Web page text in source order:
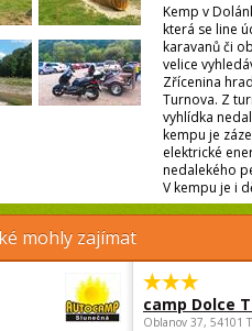
Kemp v
která se line
karavanů či
velice
Zřícenina
Turnova. Z
vyhlídka
kempu je
elektrické
nedalekého
V kempu je i
mohly zajímat
camp Dolce
Oblanov 37, 54101